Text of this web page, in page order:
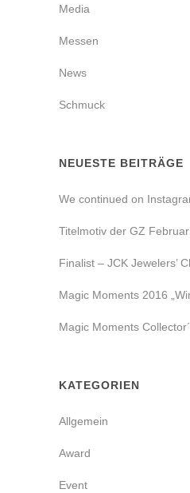
Media
Messen
News
Schmuck
NEUESTE BEITRÄGE
We continued on
Titelmotiv der GZ
Finalist – JCK Jewelers’
Magic Moments 2016
Magic Moments
KATEGORIEN
Allgemein
Award
Event